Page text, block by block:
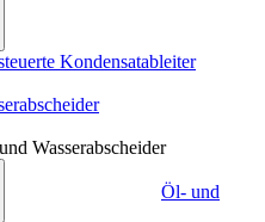
Kondensatableiter
Wasserabscheider
Öl- und